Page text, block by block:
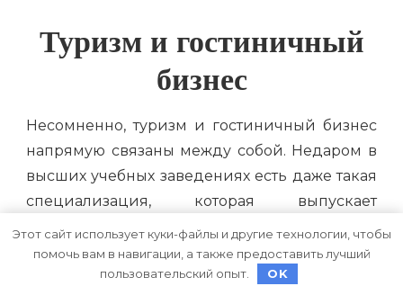
Туризм и гостиничный
бизнес
Несомненно, туризм и гостиничный бизнес
напрямую связаны между собой. Недаром в
высших учебных заведениях есть даже такая
специализация, которая выпускает
специалистов, способных работать как в
туристической сфере, так и в гостиничном
Этот сайт использует куки-файлы и другие технологии, чтобы
помочь вам в навигации, а также предоставить лучший
пользовательский опыт.
OK